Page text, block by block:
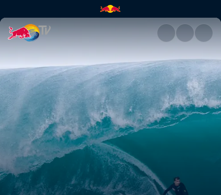
カルロス・ブール | Red Bull